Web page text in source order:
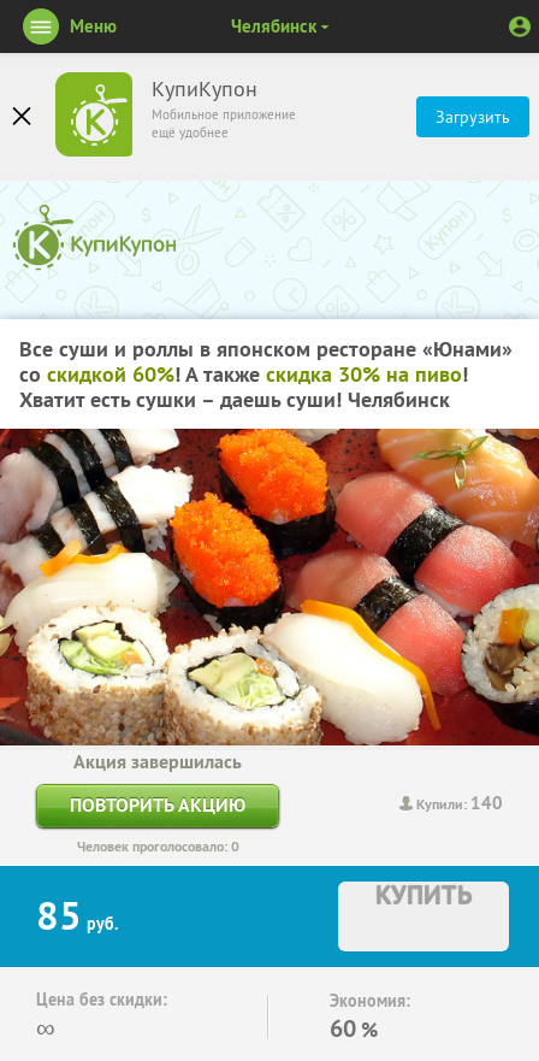
КупиКупон
Мобильное приложение
ещё удобнее
Загрузить
Меню Челябинск
Все суши и роллы в японском ресторане «Юнами»
со скидкой 60%! А также скидка 30% на пиво!
Хватит есть сушки – даешь суши! Челябинск
Купили: 140
Акция завершилась
ПОВТОРИТЬ АКЦИЮ
Человек проголосовало: 0
85 руб.
КУПИТЬ
Цена без скидки:
∞
Экономия:
60 %